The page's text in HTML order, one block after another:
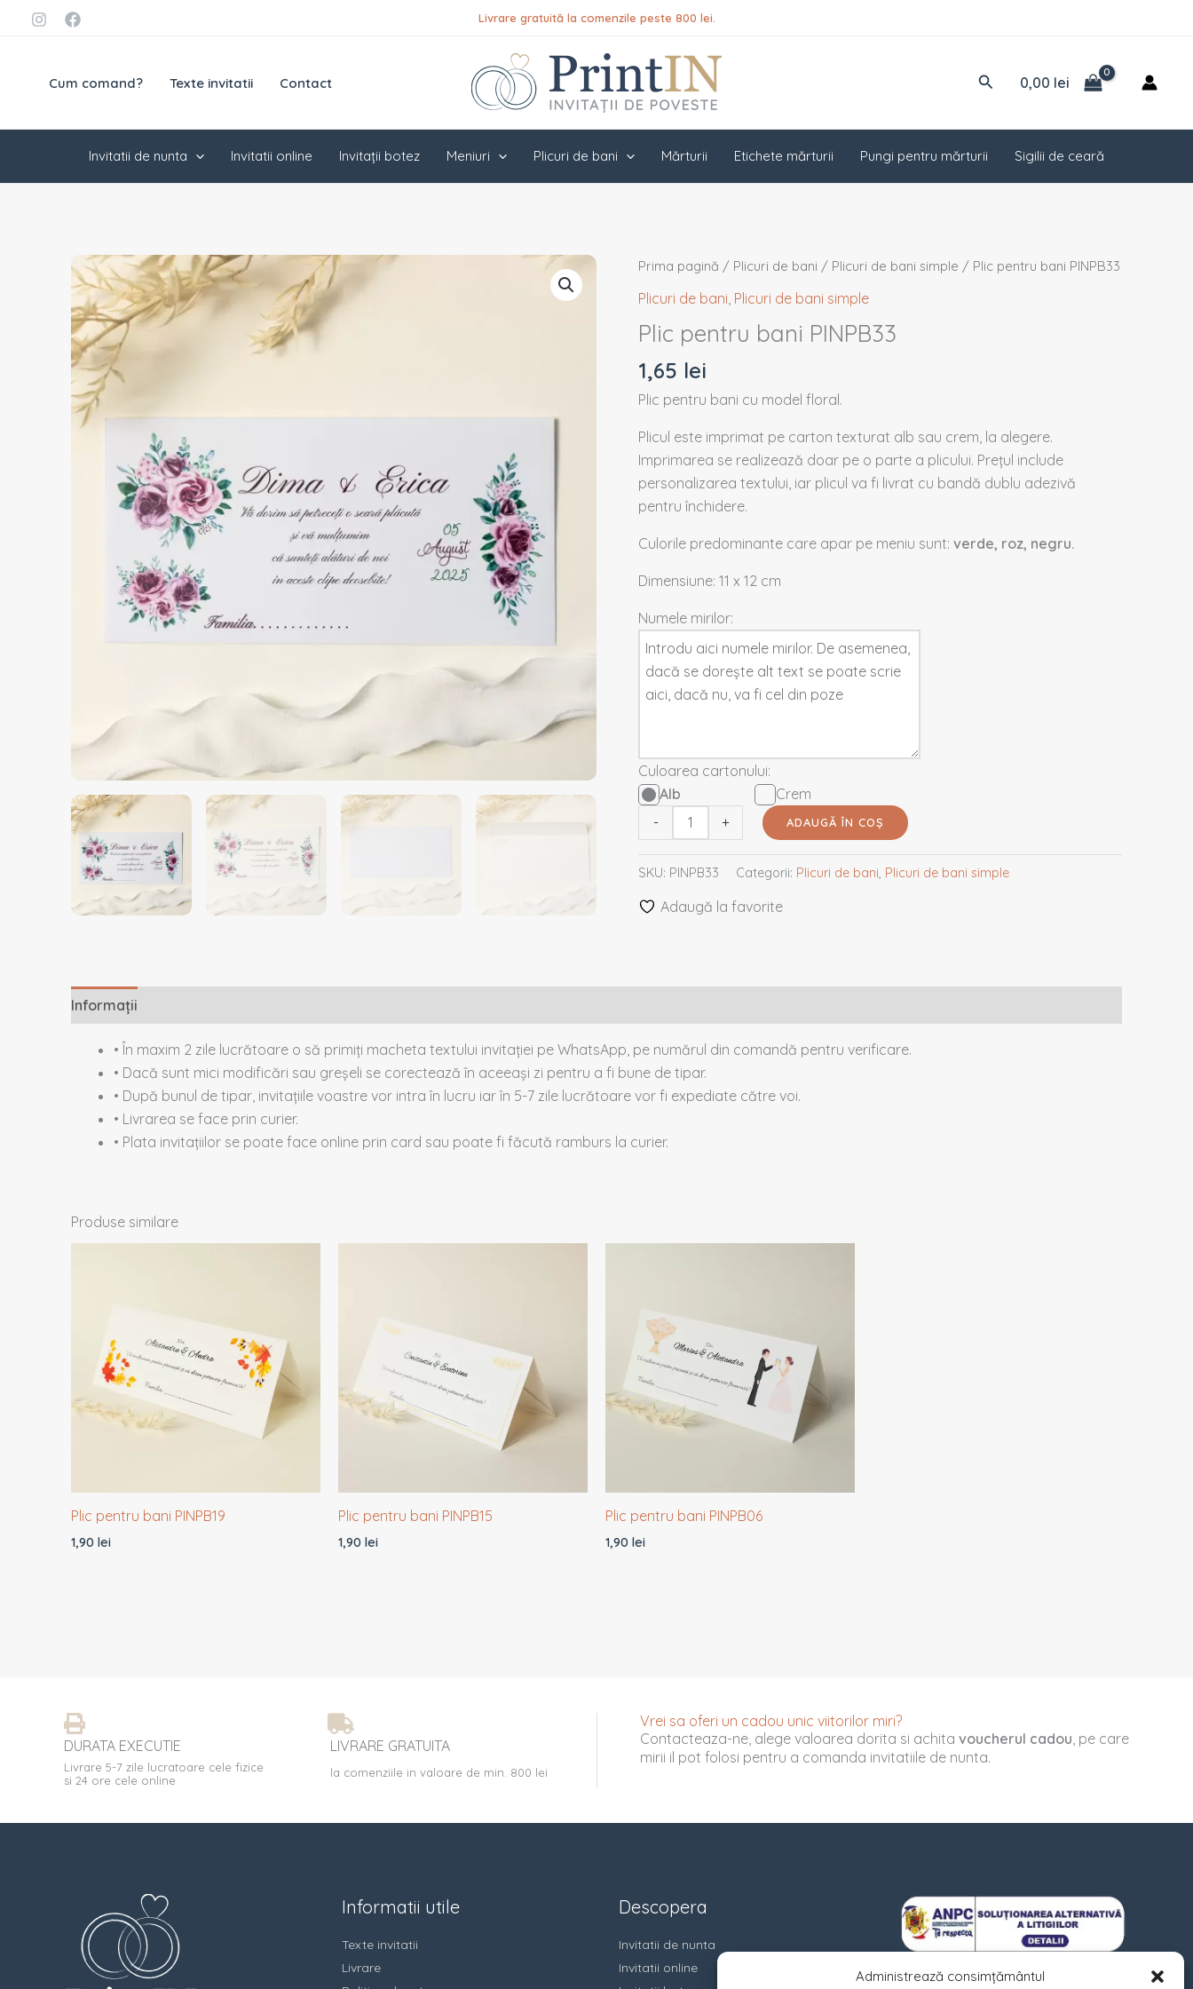
Administrează consimțământul
conținut Livrare gratuită la comenzile peste 800 lei.
Cum comand? Texte invitatii Contact Caută0,00 lei
Invitatii de nunta Invitatii online Invitații botez Meniuri Plicuri de bani Mărturii Etichete mărturii Pungi pentru mărturii Sigilii de ceară
Prima pagină / Plicuri de bani / Plicuri de bani simple / Plic pentru bani PINPB33
Plicuri de bani Plicuri de bani simple
Plic pentru bani PINPB33
1,65 lei
Plic pentru bani cu model floral.
Plicul este imprimat pe carton texturat alb sau crem, la alegere.
Imprimarea se realizează doar pe o parte a plicului. Prețul include
personalizarea textului, iar plicul va fi livrat cu bandă dublu adezivă
pentru închidere.
Culorile predominante care apar pe meniu sunt:verde, roz, negru.
Dimensiune: 11 x 12 cm
Numele mirilor:
Culoarea cartonului:
Alb
Crem
-
Cantitate
Plic
bani
PINPB33
+ ADAUGĂ ÎN COȘ
SKU: PINPB33 Categorii: Plicuri de bani, Plicuri de bani simple
Adaugă la favorite
Informații
• În maxim 2 zile lucrătoare o să primiți macheta textului invitației pe WhatsApp, pe numărul din comandă pentru verificare.
• Dacă sunt mici modificări sau greșeli se corectează în aceeași zi pentru a fi bune de tipar.
• După bunul de tipar, invitațiile voastre vor intra în lucru iar în 5-7 zile lucrătoare vor fi expediate către voi.
• Livrarea se face prin curier.
• Plata invitațiilor se poate face online prin card sau poate fi făcută ramburs la curier.
Produse similare
Plic pentru bani PINPB19
1,90 lei
Plic pentru bani PINPB15
1,90 lei
Plic pentru bani PINPB06
1,90 lei
DURATA EXECUTIE
Livrare 5-7 zile lucratoare cele fizice
si 24 ore cele online
LIVRARE GRATUITA
la comenziile in valoare de min. 800 lei
Vrei sa oferi un cadou unic viitorilor miri?
Contacteaza-ne, alege valoarea dorita si achita voucherul cadou, pe care
mirii il pot folosi pentru a comanda invitatiile de nunta.
Informatii utile
Texte invitatii
Livrare
Descopera
Invitatii de nunta
Invitatii online